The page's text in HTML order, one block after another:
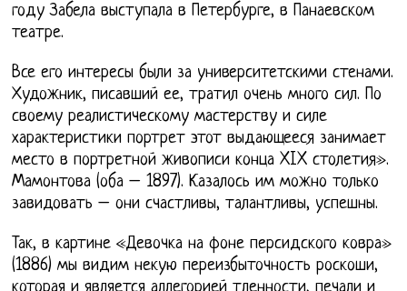
году Забела выступала в Петербурге, в Панаевском
театре.
Все его интересы были за университетскими стенами.
Художник, писавший ее, тратил очень много сил. По
своему реалистическому мастерству и силе
характеристики портрет этот выдающееся занимает
место в портретной живописи конца XIX столетия».
Мамонтова (оба – 1897). Казалось им можно только
завидовать – они счастливы, талантливы, успешны.
Так, в картине «Девочка на фоне персидского ковра»
(1886) мы видим некую переизбыточность роскоши,